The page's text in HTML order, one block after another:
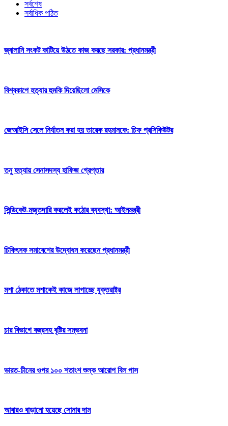
সর্বশেষ
সর্বাধিক পঠিত
জ্বালানি সংকট কাটিয়ে উঠতে কাজ করছে সরকার: প্রধানমন্ত্রী
বিশ্বকাপে হত্যার হুমকি দিয়েছিলো মেসিকে
জেআইসি সেলে নির্যাতন করা হয় তারেক রহমানকে: চিফ প্রসিকিউটর
তনু হত্যায় সেনাসদস্য হাফিজ গ্রেপ্তার
সিন্ডিকেট-মজুতদারি করলেই কঠোর ব্যবস্থা: আইনমন্ত্রী
চিকিৎসক সমাবেশের উদ্বোধন করেছেন প্রধানমন্ত্রী
মশা ঠেকাতে মশাকেই কাজে লাগাচ্ছে যুক্তরাষ্ট্র
চার বিভাগে বজ্রসহ বৃষ্টির সম্ভবনা
ভারত-চীনের ওপর ১০০ শতাংশ শুল্ক আরোপ বিল পাস
আবারও বাড়ানো হয়েছে সোনার দাম